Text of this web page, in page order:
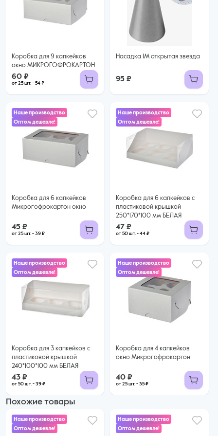
Коробка для 9 капкейков
окно МИКРОГОФРОКАРТОН
60 ₽
от 25 шт. - 54 ₽
54 ₽ за шт. при заказе от 25 шт.
Купить оптом
Насадка 1М открытая звезда
95 ₽
Наше производство
Оптом дешевле!
Коробка для 6 капкейков
Микрогофрокартон окно
45 ₽
от 25 шт. - 39 ₽
39 ₽ за шт. при заказе от 25 шт.
Купить оптом
Наше производство
Оптом дешевле!
Коробка для 6 капкейков с
пластиковой крышкой
250*170*100 мм БЕЛАЯ
47 ₽
от 50 шт. - 44 ₽
47 ₽
44 ₽ за шт. при заказе от 50 шт.
Наше производство
Оптом дешевле!
Коробка для 3 капкейков с
пластиковой крышкой
240*100*100 мм БЕЛАЯ
43 ₽
от 50 шт. - 39 ₽
43 ₽
39 ₽ за шт. при заказе от 50 шт.
Наше производство
Оптом дешевле!
Коробка для 4 капкейков
окно Микрогофрокартон
40 ₽
от 25 шт. - 35 ₽
40 ₽
35 ₽ за шт. при заказе от 25 шт.
Купить оптом
Похожие товары
Наше производство
Оптом дешевле!
Наше производство
Оптом дешевле!